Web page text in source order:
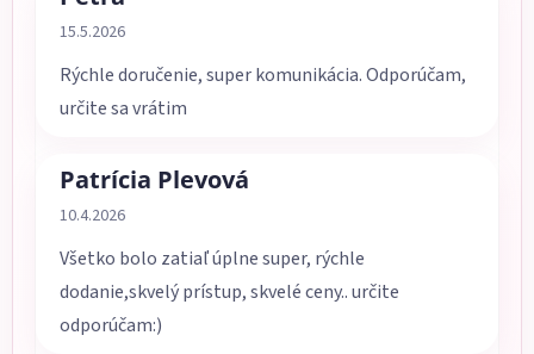
Hodnotenie obchodu je 5 z 5 hviezdičiek.
15.5.2026
Rýchle doručenie, super komunikácia. Odporúčam,
určite sa vrátim
Patrícia Plevová
Hodnotenie obchodu je 5 z 5 hviezdičiek.
10.4.2026
Všetko bolo zatiaľ úplne super, rýchle
dodanie,skvelý prístup, skvelé ceny.. určite
odporúčam:)